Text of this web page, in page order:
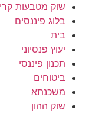
שוק מטבעות
בלוג פיננסים
בית
יעוץ פנסיוני
תכנון פיננסי
ביטוחים
משכנתא
שוק ההון